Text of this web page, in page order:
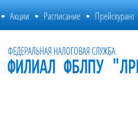
Акции Расписание Прейскурант